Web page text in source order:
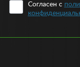
текущие параметры
курсе расхода топлива
погоду. Позволяют
Согласен с